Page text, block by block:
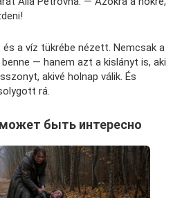
a víz tükrébe nézett. Nemcsak a
— hanem azt a kislányt is, aki
akivé holnap válik. És
rá.
быть интересно